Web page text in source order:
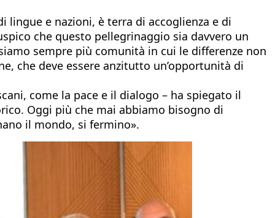
e nazioni, è terra di accoglienza e di
che questo pellegrinaggio sia davvero un
sempre più comunità in cui le differenze non
che deve essere anzitutto un’opportunità di
come la pace e il dialogo – ha spiegato il
Oggi più che mai abbiamo bisogno di
il mondo, si fermino».